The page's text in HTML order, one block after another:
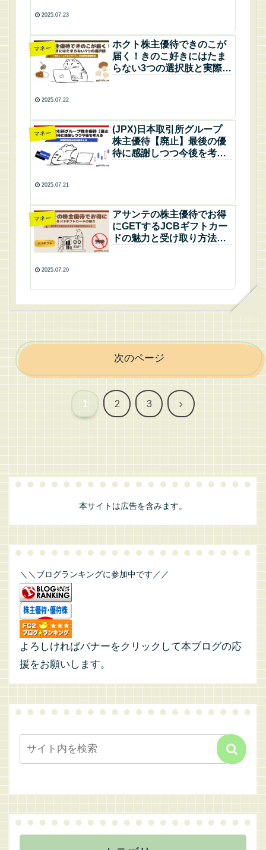
2025.07.23
マネー
ホクト株主優待できのこが
届く！きのこ好きにはたま
らない3つの選択肢と実際に
2025.07.22
マネー
(JPX)日本取引所グループ
株主優待【廃止】最後の優
待に感謝しつつ今後を考え
2025.07.21
マネー
アサンテの株主優待でお得
にGETするJCBギフトカー
ドの魅力と受け取り方法を
2025.07.20
次のページ
1 2 3 次
本サイトは広告を含みます。
＼＼ブログランキングに参加中です／／
よろしければバナーをクリックして本ブログの応
援をお願いします。